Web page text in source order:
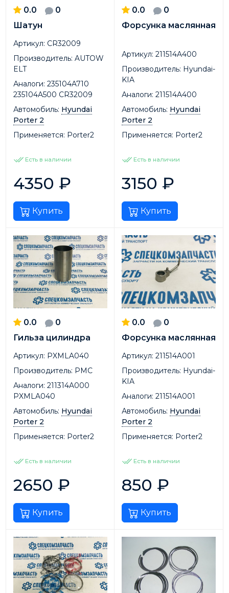
0.0
0
Шатун
Артикул: CR32009
Производитель: AUTOW
ELT
Аналоги: 235104A710
235104A500 CR32009
Автомобиль: Hyundai
Porter 2
Применяется: Porter2
Есть в наличии
4350 ₽
Купить
0.0
0
Форсунка маслянная
Артикул: 211514A400
Производитель: Hyundai-
KIA
Аналоги: 211514A400
Автомобиль: Hyundai
Porter 2
Применяется: Porter2
Есть в наличии
3150 ₽
Купить
0.0
0
Гильза цилиндра
Артикул: PXMLA040
Производитель: PMC
Аналоги: 211314A000
PXMLA040
Автомобиль: Hyundai
Porter 2
Применяется: Porter2
Есть в наличии
2650 ₽
Купить
0.0
0
Форсунка маслянная
Артикул: 211514A001
Производитель: Hyundai-
KIA
Аналоги: 211514A001
Автомобиль: Hyundai
Porter 2
Применяется: Porter2
Есть в наличии
850 ₽
Купить